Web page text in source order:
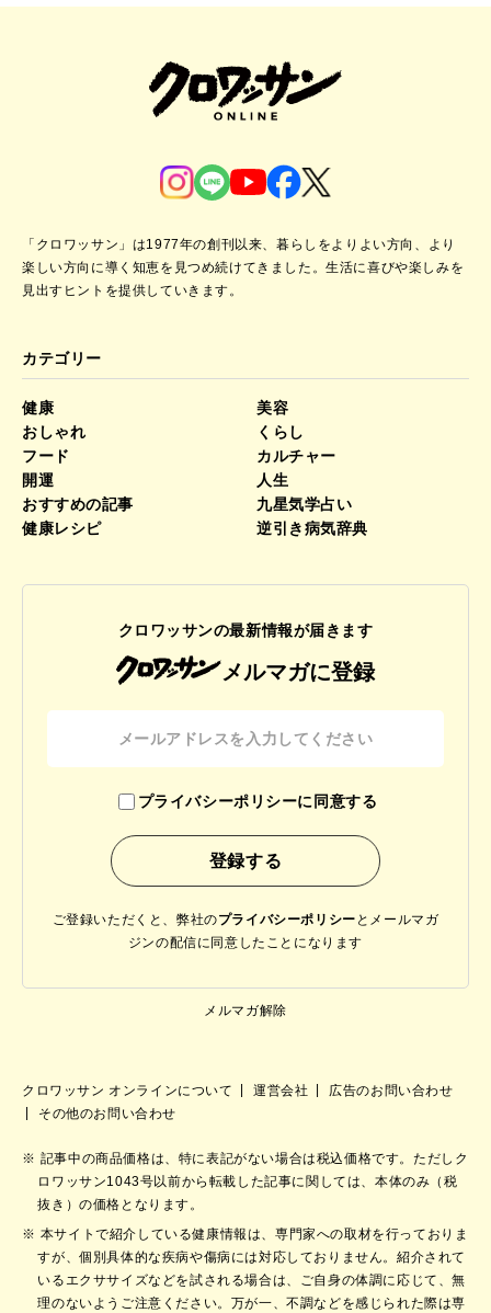
「クロワッサン」は1977年の創刊以来、暮らしをよりよい方向、より
楽しい方向に導く知恵を見つめ続けてきました。生活に喜びや楽しみを
見出すヒントを提供していきます。
カテゴリー
健康
美容
おしゃれ
くらし
フード
カルチャー
開運
人生
おすすめの記事
九星気学占い
健康レシピ
逆引き病気辞典
クロワッサンの最新情報が届きます
メルマガに登録
プライバシーポリシーに同意する
ご登録いただくと、弊社のプライバシーポリシー と メールマガ
ジンの配信に同意したことになります
メルマガ解除
クロワッサン オンラインについて 運営会社
広告のお問い合わせ
その他のお問い合わせ
記事中の商品価格は、特に表記がない場合は税込価格です。ただしク
ロワッサン1043号以前から転載した記事に関しては、本体のみ（税
抜き）の価格となります。
本サイトで紹介している健康情報は、専門家への取材を行っておりま
すが、個別具体的な疾病や傷病には対応しておりません。紹介されて
いるエクササイズなどを試される場合は、ご自身の体調に応じて、無
理のないようご注意ください。万が一、不調などを感じられた際は専